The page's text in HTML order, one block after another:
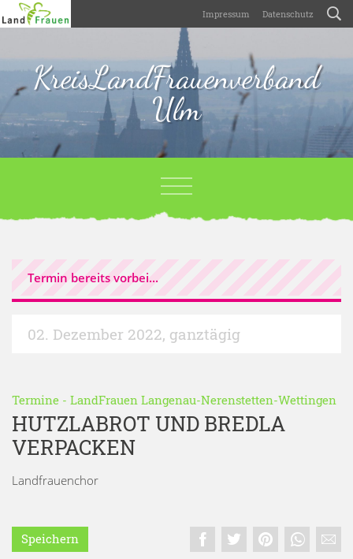
Impressum Datenschutz
KreisLandFrauenverband
Ulm
Termin bereits vorbei...
02. Dezember 2022, ganztägig
Termine - LandFrauen Langenau-Nerenstetten-Wettingen
HUTZLABROT UND BREDLA
VERPACKEN
Landfrauenchor
Speichern